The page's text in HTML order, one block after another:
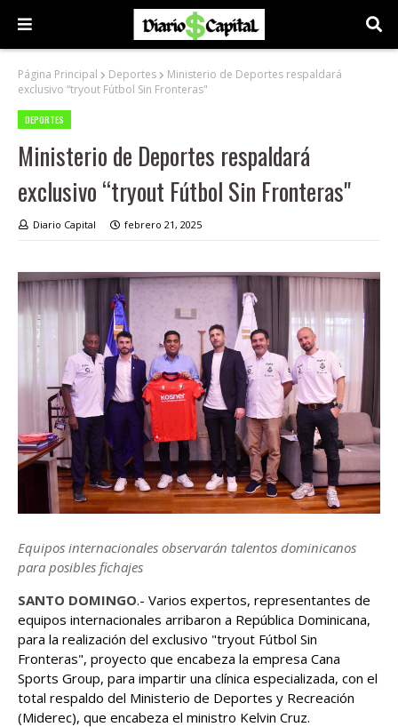
Página Principal Deportes
Ministerio de Deportes respaldará
exclusivo “tryout Fútbol Sin Fronteras"
DEPORTES
Ministerio de Deportes respaldará
exclusivo “tryout Fútbol Sin Fronteras"
Diario Capital febrero 21, 2025
Equipos internacionales observarán talentos dominicanos
para posibles fichajes
SANTO DOMINGO.- Varios expertos, representantes de
equipos internacionales arribaron a República Dominicana,
para la realización del exclusivo "tryout Fútbol Sin
Fronteras", proyecto que encabeza la empresa Cana
Sports Group, para impartir una clínica especializada, con el
total respaldo del Ministerio de Deportes y Recreación
(Miderec), que encabeza el ministro Kelvin Cruz.